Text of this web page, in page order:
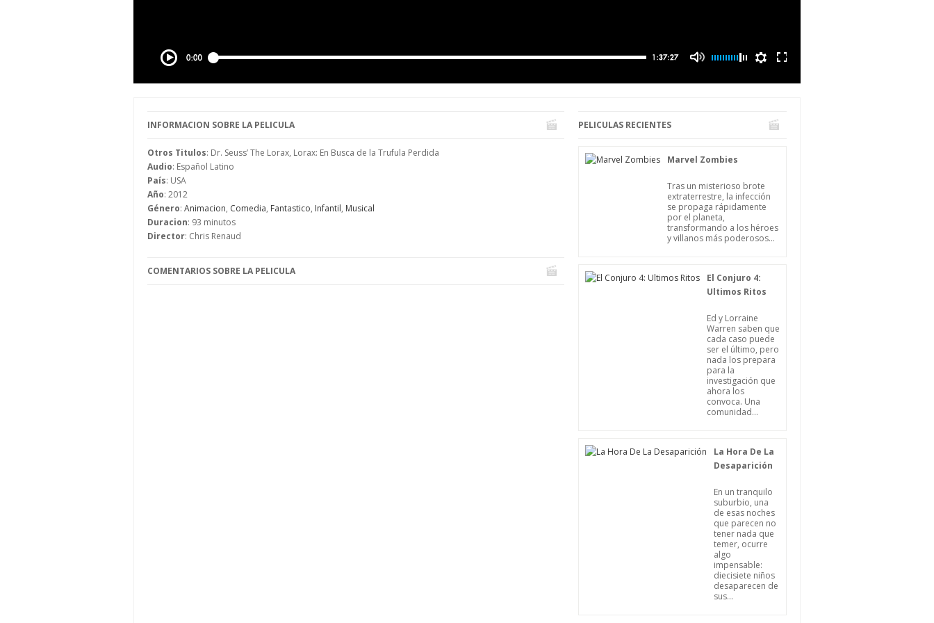
INFORMACION SOBRE LA PELICULA
Otros Titulos: Dr. Seuss’ The Lorax, Lorax: En Busca de la Trufula Perdida
Audio: Español Latino
País: USA
Año: 2012
Género: Animacion, Comedia, Fantastico, Infantil, Musical
Duracion: 93 minutos
Director: Chris Renaud
COMENTARIOS SOBRE LA PELICULA
PELICULAS RECIENTES
Marvel Zombies
Tras un misterioso brote
extraterrestre, la infección
se propaga rápidamente
por el planeta,
transformando a los héroes
y villanos más poderosos...
El Conjuro 4:
Ultimos Ritos
Ed y Lorraine
Warren saben que
cada caso puede
ser el último, pero
nada los prepara
para la
investigación que
ahora los
convoca. Una
comunidad...
La Hora De La
Desaparición
En un tranquilo
suburbio, una
de esas noches
que parecen no
tener nada que
temer, ocurre
algo
impensable:
diecisiete niños
desaparecen de
sus...